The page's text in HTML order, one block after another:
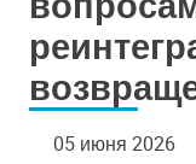
05 июня 2026